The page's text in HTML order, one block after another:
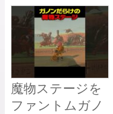
魔物ステージを
ファントムガノ